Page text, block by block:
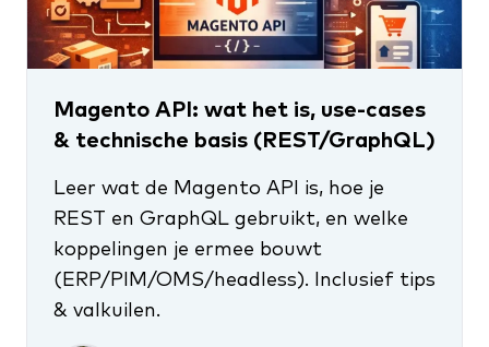
Als ervaren Magento developers kijken
we niet alleen naar de technische
haalbaarheid, maar vooral naar de
toegevoegde waarde voor jouw proces.
koppeling je oplevert. We zullen hier dus
gezamenlijk kritisch naar kijken en de
processen in kaart brengen, voordat we
aan de slag gaan.
Magento API: wat het is, use-cases
& technische basis (REST/GraphQL)
Leer wat de Magento API is, hoe je
REST en GraphQL gebruikt, en welke
koppelingen je ermee bouwt
(ERP/PIM/OMS/headless). Inclusief tips
& valkuilen.